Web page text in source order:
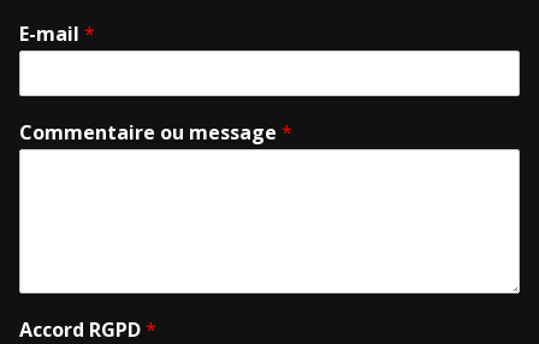
E-mail *
Commentaire ou message *
Accord RGPD*